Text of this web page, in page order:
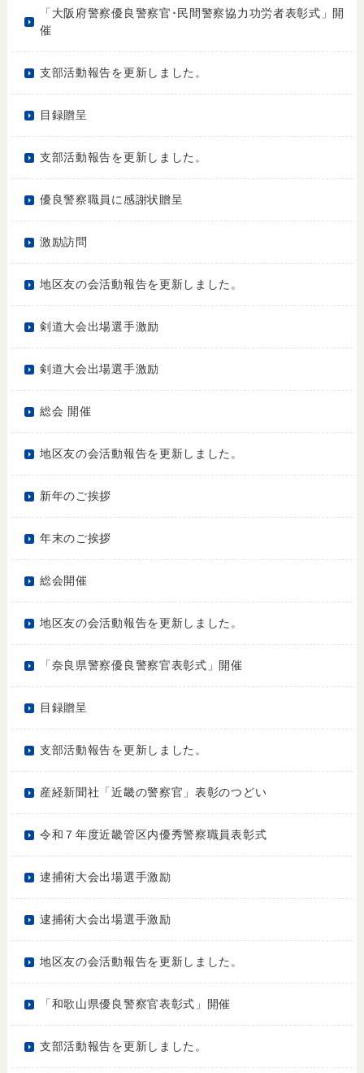
「大阪府警察優良警察官･民間警察協力功労者表彰式」開
催
支部活動報告を更新しました。
目録贈呈
支部活動報告を更新しました。
優良警察職員に感謝状贈呈
激励訪問
地区友の会活動報告を更新しました。
剣道大会出場選手激励
剣道大会出場選手激励
総会 開催
地区友の会活動報告を更新しました。
新年のご挨拶
年末のご挨拶
総会開催
地区友の会活動報告を更新しました。
「奈良県警察優良警察官表彰式」開催
目録贈呈
支部活動報告を更新しました。
産経新聞社「近畿の警察官」表彰のつどい
令和７年度近畿管区内優秀警察職員表彰式
逮捕術大会出場選手激励
逮捕術大会出場選手激励
地区友の会活動報告を更新しました。
「和歌山県優良警察官表彰式」開催
支部活動報告を更新しました。